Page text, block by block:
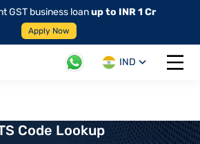
GST business loanup to INR 1 Cr
Apply Now
IND
Open
Code Lookup